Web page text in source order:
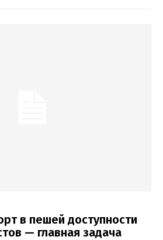
в пешей доступности
— главная задача